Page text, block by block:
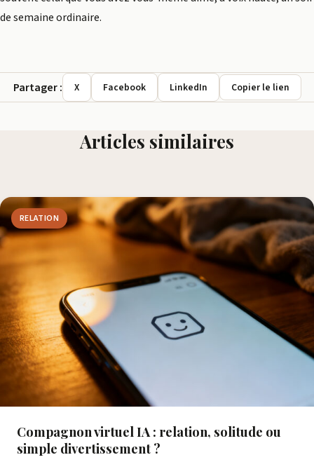
de semaine ordinaire.
Partager : X Facebook LinkedIn Copier le lien
Articles similaires
RELATION
Compagnon virtuel IA : relation, solitude ou
simple divertissement ?